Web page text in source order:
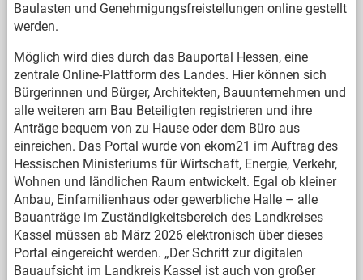
Baulasten und Genehmigungsfreistellungen online gestellt
werden.
Möglich wird dies durch das Bauportal Hessen, eine
zentrale Online-Plattform des Landes. Hier können sich
Bürgerinnen und Bürger, Architekten, Bauunternehmen und
alle weiteren am Bau Beteiligten registrieren und ihre
Anträge bequem von zu Hause oder dem Büro aus
einreichen. Das Portal wurde von ekom21 im Auftrag des
Hessischen Ministeriums für Wirtschaft, Energie, Verkehr,
Wohnen und ländlichen Raum entwickelt. Egal ob kleiner
Anbau, Einfamilienhaus oder gewerbliche Halle – alle
Bauanträge im Zuständigkeitsbereich des Landkreises
Kassel müssen ab März 2026 elektronisch über dieses
Portal eingereicht werden. „Der Schritt zur digitalen
Bauaufsicht im Landkreis Kassel ist auch von großer